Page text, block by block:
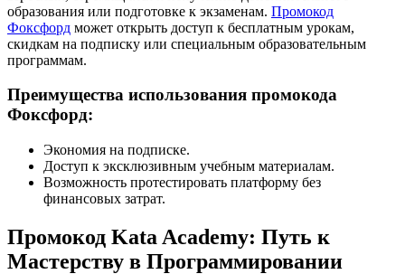
образования или подготовке к экзаменам. Промокод
Фоксфорд может открыть доступ к бесплатным урокам,
скидкам на подписку или специальным образовательным
программам.
Преимущества использования промокода
Фоксфорд:
Экономия на подписке.
Доступ к эксклюзивным учебным материалам.
Возможность протестировать платформу без
финансовых затрат.
Промокод Kata Academy: Путь к
Мастерству в Программировании